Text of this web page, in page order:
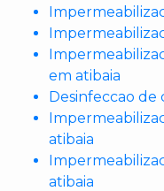
em atibaia
Desinfeccao de
atibaia
atibaia